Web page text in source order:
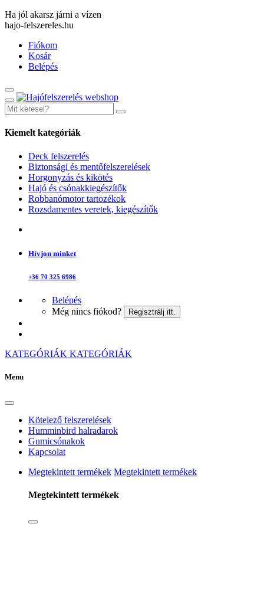
Ha jól akarsz járni a vízen
hajo-felszereles.hu
Fiókom
Kosár
Belépés
Kiemelt kategóriák
Deck felszerelés
Biztonsági és mentőfelszerelések
Horgonyzás és kikötés
Hajó és csónakkiegészítők
Robbanómotor tartozékok
Rozsdamentes veretek, kiegészítők
Hívjon minket
+36 70 325 6986
Belépés
Még nincs fiókod?
Regisztrálj itt.
KATEGÓRIÁK KATEGÓRIÁK
Menu
Kötelező felszerelések
Humminbird halradarok
Gumicsónakok
Kapcsolat
Megtekintett termékek Megtekintett termékek
Megtekintett termékek